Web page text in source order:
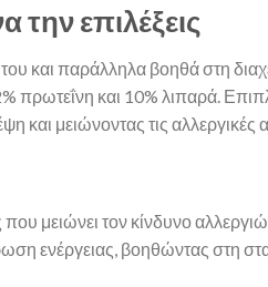
επιλέξεις
και παράλληλα βοηθά στη
πρωτεΐνη και 10% λιπαρά.
μειώνοντας τις αλλεργικές
μειώνει τον κίνδυνο
ενέργειας, βοηθώντας στη